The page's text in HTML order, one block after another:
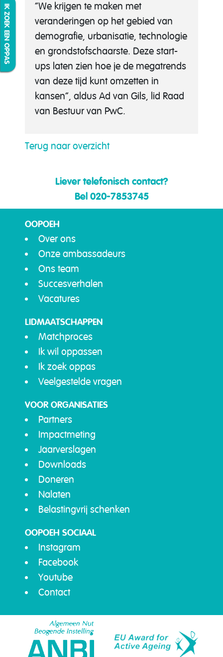
IK ZOEK EEN OPPAS
“We krijgen te maken met
veranderingen op het gebied van
demografie, urbanisatie, technologie
en grondstofschaarste. Deze start-
ups laten zien hoe je de megatrends
van deze tijd kunt omzetten in
kansen”, aldus Ad van Gils, lid Raad
van Bestuur van PwC.
Terug naar overzicht
Liever telefonisch contact?
Bel 020-7853745
OOPOEH
Over ons
Onze ambassadeurs
Ons team
Succesverhalen
Vacatures
LIDMAATSCHAPPEN
Matchproces
Ik wil oppassen
Ik zoek oppas
Veelgestelde vragen
VOOR ORGANISATIES
Partners
Impactmeting
Jaarverslagen
Downloads
Doneren
Nalaten
Belastingvrij schenken
OOPOEH SOCIAAL
Instagram
Facebook
Youtube
Contact